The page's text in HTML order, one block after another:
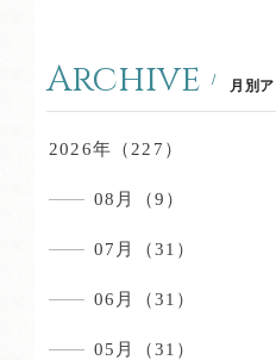
Archive 月別
2026年（227）
08月（9）
07月（31）
06月（31）
05月（31）